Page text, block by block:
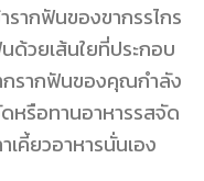
ากฟันของขากรรไกร
ด้วยเส้นใยที่ประกอบ
กรากฟันของคุณกำลัง
หรือทานอาหารรสจัด
เคี้ยวอาหารนั่นเอง